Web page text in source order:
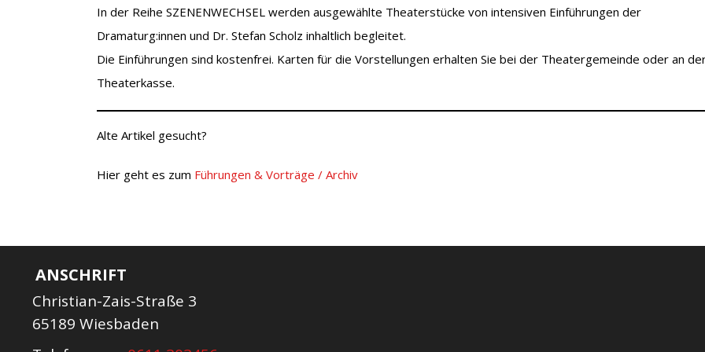
In der Reihe SZENENWECHSEL werden ausgewählte Theaterstücke von intensiven Einführungen der
Dramaturg:innen und Dr. Stefan Scholz inhaltlich begleitet.
Die Einführungen sind kostenfrei. Karten für die Vorstellungen erhalten Sie bei der Theatergemeinde oder an
Theaterkasse.
Alte Artikel gesucht?
Hier geht es zum Führungen & Vorträge / Archiv
ANSCHRIFT
Christian-Zais-Straße 3
65189 Wiesbaden